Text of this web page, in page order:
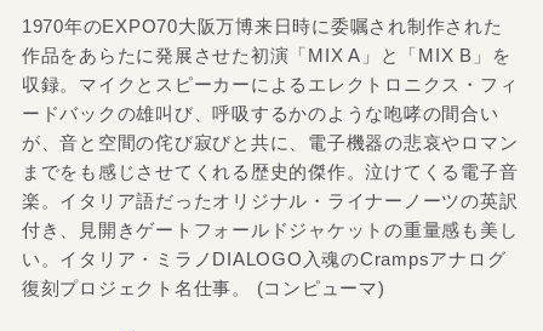
1970年のEXPO70大阪万博来日時に委嘱され制作された
作品をあらたに発展させた初演「MIX A」と「MIX B」を
収録。マイクとスピーカーによるエレクトロニクス・フィ
ードバックの雄叫び、呼吸するかのような咆哮の間合い
が、音と空間の侘び寂びと共に、電子機器の悲哀やロマン
までをも感じさせてくれる歴史的傑作。泣けてくる電子音
楽。イタリア語だったオリジナル・ライナーノーツの英訳
付き、見開きゲートフォールドジャケットの重量感も美し
い。イタリア・ミラノDIALOGO入魂のCrampsアナログ
復刻プロジェクト名仕事。 (コンピューマ)